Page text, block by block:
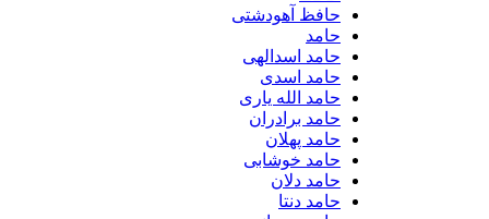
حافظ آهودشتی
حامد اسدالهی
حامد اسدی
حامد الله یاری
حامد برادران
حامد پهلان
حامد خوشابی
حامد دلان
حامد دنتا